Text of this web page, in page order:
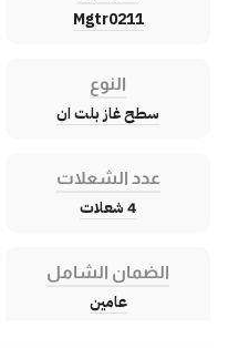
Mgtr0211
النوع
سطح غاز بلت ان
عدد الشعلات
4 شعلات
الضمان الشامل
عامين